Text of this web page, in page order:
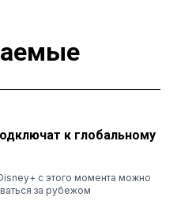
к глобальному
с этого момента можно
за рубежом